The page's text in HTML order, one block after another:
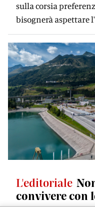
sulla corsia
bisognerà aspettare
L'editoriale
convivere con